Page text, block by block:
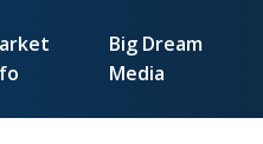
Big Dream
Media